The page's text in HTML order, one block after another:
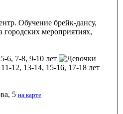
Обучение брейк-дансу,
мероприятиях,
6, 7-8, 9-10 лет
12, 13-14, 15-16, 17-18 лет
5 на карте